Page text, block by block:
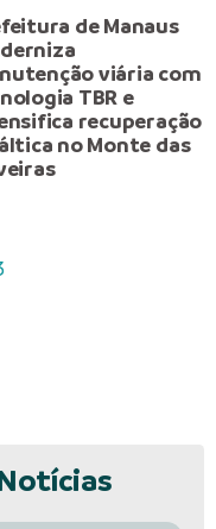
de Manaus
viária com
TBR e
recuperação
no Monte das